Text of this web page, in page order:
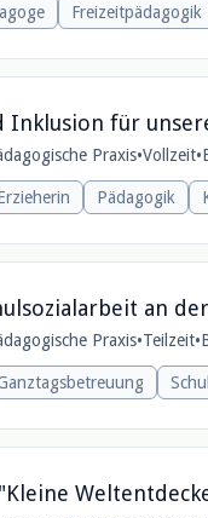
Freizeitpädagogik
Inklusion für
Praxis•Vollzeit•
Pädagogik
an
Praxis•Teilzeit•